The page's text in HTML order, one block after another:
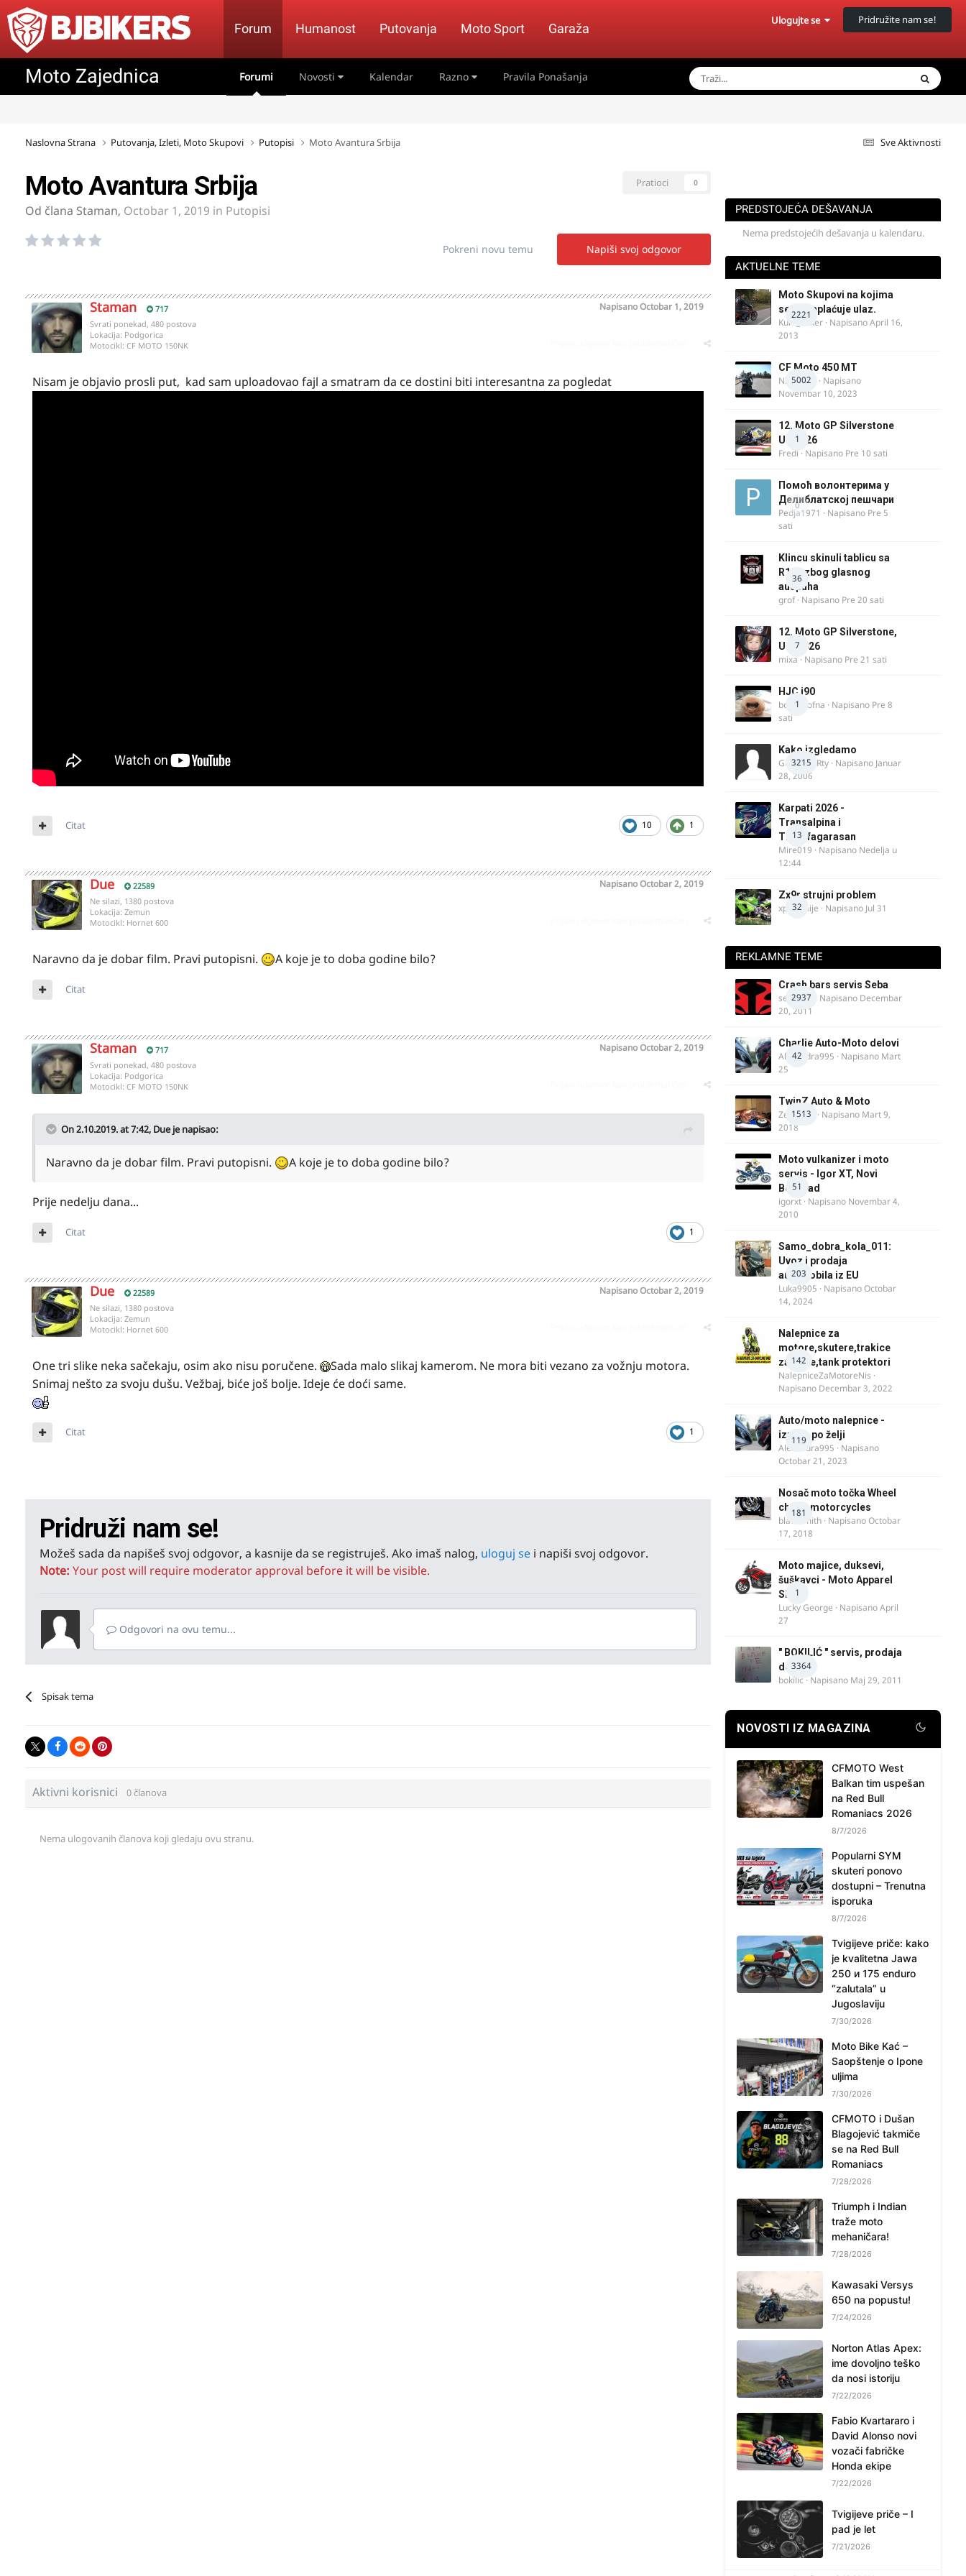
Forum Humanost Putovanja Moto Sport Garaža
Ulogujte se Pridružite nam se!
Moto Zajednica Forumi Novosti Kalendar Razno Pravila Ponašanja
Sve Aktivnosti
Naslovna Strana Putovanja, Izleti, Moto Skupovi Putopisi Moto Avantura Srbija
Pratioci 0
Moto Avantura Srbija
Od člana Staman, Octobar 1, 2019 in Putopisi
Napiši svoj odgovor
Pokreni novu temu
Staman 717 NapisanoOctobar 1, 2019
Svrati ponekad, 480 postova
Lokacija: Podgorica
Motocikl: CF MOTO 150NK
Nisam je objavio prosli put, kad sam uploadovao fajl a smatram da ce dostini biti interesantna za pogledat
10 1
Citat
Due 22589 NapisanoOctobar 2, 2019
Ne silazi, 1380 postova
Lokacija: Zemun
Motocikl: Hornet 600
Naravno da je dobar film. Pravi putopisni. A koje je to doba godine bilo?
Citat
Staman 717 NapisanoOctobar 2, 2019
Svrati ponekad, 480 postova
Lokacija: Podgorica
Motocikl: CF MOTO 150NK
On 2.10.2019. at 7:42, Dueje napisao:
Naravno da je dobar film. Pravi putopisni. A koje je to doba godine bilo?
Prije nedelju dana...
1
Citat
Due 22589 NapisanoOctobar 2, 2019
Ne silazi, 1380 postova
Lokacija: Zemun
Motocikl: Hornet 600
One tri slike neka sačekaju, osim ako nisu poručene.
Sada malo slikaj kamerom. Ne mora biti vezano za vožnju motora.
Snimaj nešto za svoju dušu. Vežbaj, biće još bolje. Ideje će doći same.
1
Citat
Pridruži nam se!
Možeš sada da napišeš svoj odgovor, a kasnije da se registruješ. Ako imaš nalog, uloguj se i napiši svoj odgovor.
Note: Your post will require moderator approval before it will be visible.
Odgovori na ovu temu...
Spisak tema
Aktivni korisnici 0 članova
Nema ulogovanih članova koji gledaju ovu stranu.
PREDSTOJEĆA DEŠAVANJA
Nema predstojećih dešavanja u kalendaru.
AKTUELNE TEME
2221
Moto Skupovi na kojima
se ne naplaćuje ulaz.
Kum_Mixer · NapisanoApril 16,
2013
5002
CF Moto 450 MT
NIKOLA 1
· Napisano
Novembar 10, 2023
1
12. Moto GP Silverstone
UK 2026
Fredi · Napisano Pre 10 sati
0
Помоћ волонтерима у
Делиблатској пешчари
Pedja1971 · Napisano Pre 5
sati
36
Klincu skinuli tablicu sa
R125 zbog glasnog
auspuha
grof· Napisano Pre 20 sati
7
12. Moto GP Silverstone,
UK, 2026
mixa · Napisano Pre 21 sati
1
HJC i90
bobi_krofna · Napisano Pre 8
sati
3215
Kako izgledamo
Guest diRRty · Napisano Januar
28, 2006
13
Karpati 2026 -
Transalpina i
Transfagarasan
Mire019 · Napisano Nedelja u
12:44
32
Zx9r strujni problem
xpetronije · Napisano Jul 31
REKLAMNE TEME
2937
Crash bars servis Seba
seba011 · Napisano Decembar
20, 2011
42
Charlie Auto-Moto delovi
Alexandra995 · Napisano Mart
25
1513
TwinZ Auto & Moto
Zeljkamp · Napisano Mart 9,
2018
51
Moto vulkanizer i moto
servis - Igor XT, Novi
Beograd
igorxt · Napisano Novembar 4,
2010
203
Samo_dobra_kola_011:
Uvoz i prodaja
automobila iz EU
Luka9905 · NapisanoOctobar
14, 2024
142
Nalepnice za
motore,skutere,trakice
za felne,tank protektori
NalepniceZaMotoreNis ·
Napisano Decembar 3, 2022
119
Auto/moto nalepnice -
izrada po želji
Alexandra995 · Napisano
Octobar 21, 2023
181
Nosač moto točka Wheel
chock motorcycles
blacksmith · NapisanoOctobar
17, 2018
1
Moto majice, duksevi,
šuškavci - Moto Apparel
SRB
Lucky George · NapisanoApril
27
3364
" BOKILIĆ " servis, prodaja
delova
bokilic · Napisano Maj 29, 2011
NOVOSTI IZ MAGAZINA
CFMOTO West
Balkan tim uspešan
na Red Bull
Romaniacs 2026
8/7/2026
Popularni SYM
skuteri ponovo
dostupni – Trenutna
isporuka
8/7/2026
Tvigijeve priče: kako
je kvalitetna Jawa
250 и 175 enduro
“zalutala” u
Jugoslaviju
7/30/2026
Moto Bike Kać –
Saopštenje o Ipone
uljima
7/30/2026
CFMOTO i Dušan
Blagojević takmiče
se na Red Bull
Romaniacs
7/28/2026
Triumph i Indian
traže moto
mehaničara!
7/28/2026
Kawasaki Versys
650 na popustu!
7/24/2026
Norton Atlas Apex:
ime dovoljno teško
da nosi istoriju
7/22/2026
Fabio Kvartararo i
David Alonso novi
vozači fabričke
Honda ekipe
7/22/2026
Tvigijeve priče – I
pad je let
7/21/2026